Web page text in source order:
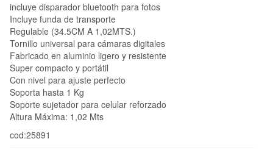
incluye disparador bluetooth para fotos
Incluye funda de transporte
Regulable (34.5CM A 1,02MTS.)
Tornillo universal para cámaras digitales
Fabricado en aluminio ligero y resistente
Super compacto y portátil
Con nivel para ajuste perfecto
Soporta hasta 1 Kg
Soporte sujetador para celular reforzado
Altura Máxima: 1,02 Mts
cod:25891